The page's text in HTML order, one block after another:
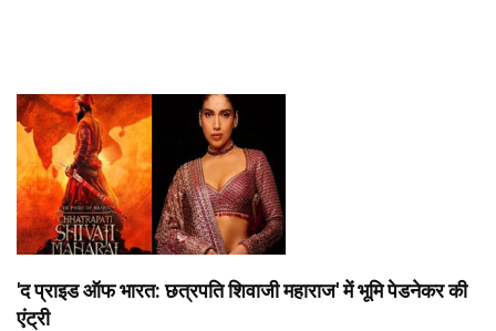
'द प्राइड ऑफ भारत: छत्रपति शिवाजी महाराज' में भूमि पेडनेकर की
एंट्री